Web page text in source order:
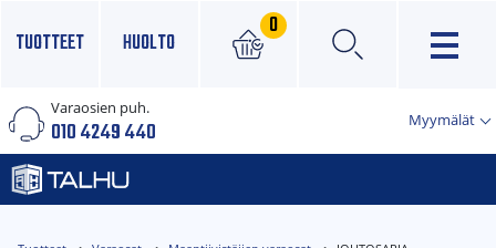
TUOTTEET HUOLTO
0
×
Varaosien puh.
010 4249 440 Myymälät